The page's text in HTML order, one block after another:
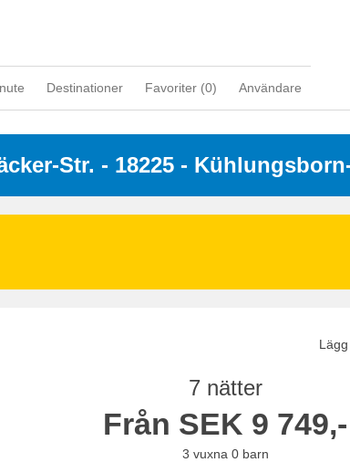
Destinationer Favoriter (0) Användare
Str. - 18225 -
7 nätter
Från SEK 9 749,-
3 vuxna 0 barn